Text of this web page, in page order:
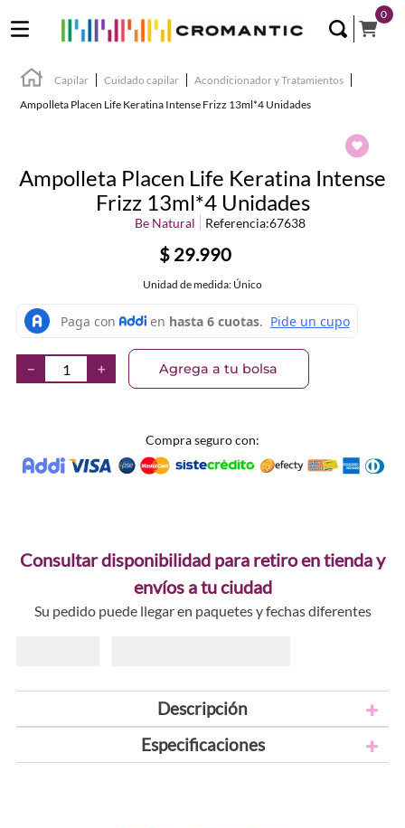
0
Capilar Cuidado capilar
Acondicionador y Tratamientos
Ampolleta Placen Life Keratina Intense Frizz 13ml*4 Unidades
Ampolleta Placen Life Keratina Intense
Frizz 13ml*4 Unidades
Be Natural Referencia:67638
$ 29.990
Unidad de medida: Único
＋
－ Agrega a tu bolsa
Compra seguro con:
Consultar disponibilidad para retiro en tienda y
envíos a tu ciudad
Su pedido puede llegar en paquetes y fechas diferentes
Descripción
Especificaciones